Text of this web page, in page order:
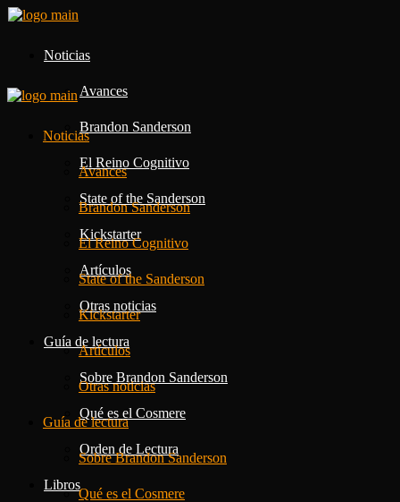
Noticias
Avances
Brandon Sanderson
El Reino Cognitivo
State of the Sanderson
Kickstarter
Artículos
Otras noticias
Guía de lectura
Sobre Brandon Sanderson
Qué es el Cosmere
Orden de Lectura
Libros
Noticias
Avances
Brandon Sanderson
El Reino Cognitivo
State of the Sanderson
Kickstarter
Artículos
Otras noticias
Guía de lectura
Sobre Brandon Sanderson
Qué es el Cosmere